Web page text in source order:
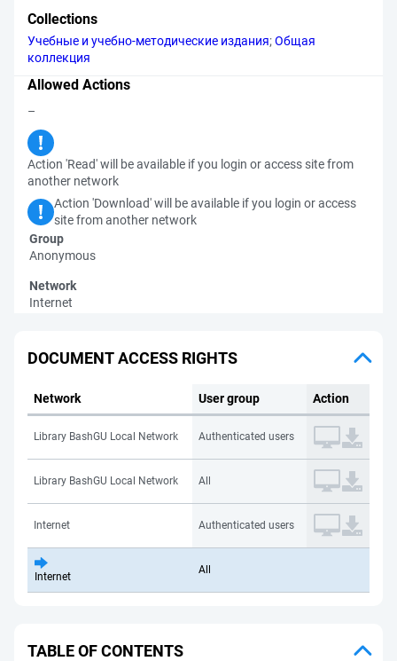
Collections
Учебные и учебно-методические издания;Общая
коллекция
Allowed Actions
–
Action 'Read' will be available if you login or access site from
another network
Action 'Download' will be available if you login or access
site from another network
Group
Anonymous
Network
Internet
DOCUMENT ACCESS RIGHTS
Network User group Action
Library BashGU Local Network Authenticated users
Library BashGU Local Network All
Internet Authenticated users
Internet
All
TABLE OF CONTENTS